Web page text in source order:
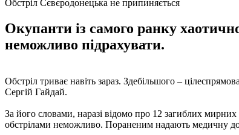
Обстріл Сєвєродонецька не припиняється
Окупанти із самого ранку
неможливо підрахувати.
Обстріл триває навіть зараз. Здебільшого –
Сергій Гайдай.
За його словами, наразі відомо про 12 загиблих
обстрілами неможливо. Пораненим надають медичну